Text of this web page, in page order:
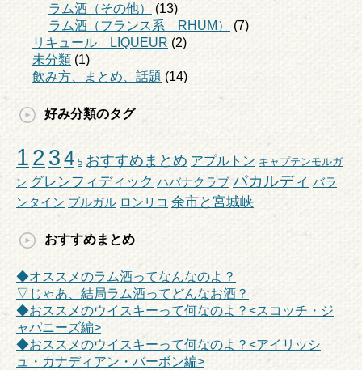
ラム酒（その他）
(13)
ラム酒（フランス系 RHUM）
(7)
リキュール LIQUEUR (2)
未分類 (1)
飲み方、まとめ、話題 (14)
好み分類のタグ
12 34 5 おすすめまとめ アプルトン キャプテンモルガ
ン グレンフィディック ハバナクラブ バカルディ バラ
ンタイン ブルガル ロンリコ 余市と宮城峡
おすすめまとめ
◆オススメのラム酒ってなんなのよ？
▽じゃあ、結局ラム酒ってどんなお酒？
◆おススメのウイスキーって何なのよ？<スコッチ・ジ
ャパニーズ編>
◆おススメのウイスキーって何なのよ？<アイリッシ
ュ・カナディアン・バーボン編>